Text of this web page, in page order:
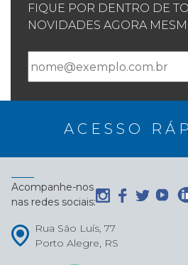
FIQUE POR DENTRO DE
NOVIDADES AGORA
ACESSO
Acompanhe-nos
nas redes sociais:
Rua São Luís, 77
Porto Alegre, RS